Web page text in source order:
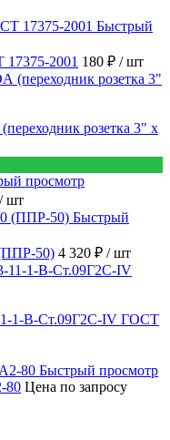
Быстрый
2001 180 ₽ / шт
розетка 3" х
просмотр
/ шт
Быстрый
50) 4 320 ₽ / шт
1-B-Ст.09Г2С-IV ГОСТ
Быстрый просмотр
80 Цена по запросу